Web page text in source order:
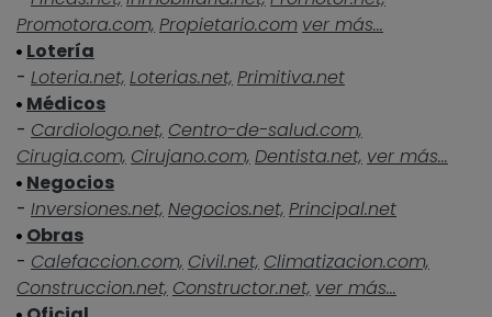
Promotora.com, Propietario.com ver más...
Lotería
- Loteria.net, Loterias.net, Primitiva.net
Médicos
- Cardiologo.net, Centro-de-salud.com,
Cirugia.com, Cirujano.com, Dentista.net, ver más...
Negocios
- Inversiones.net, Negocios.net, Principal.net
Obras
- Calefaccion.com, Civil.net, Climatizacion.com,
Construccion.net, Constructor.net, ver más...